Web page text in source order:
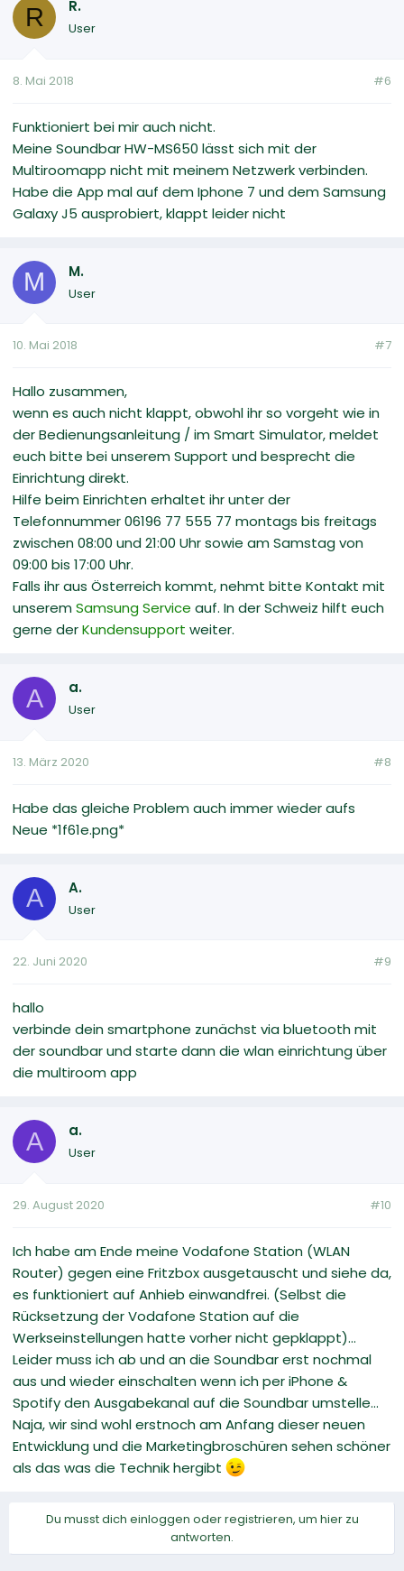
R R.
User
8. Mai 2018 #6
Funktioniert bei mir auch nicht.
Meine Soundbar HW-MS650 lässt sich mit der
Multiroomapp nicht mit meinem Netzwerk verbinden.
Habe die App mal auf dem Iphone 7 und dem Samsung
Galaxy J5 ausprobiert, klappt leider nicht
M M.
User
10. Mai 2018 #7
Hallo zusammen,
wenn es auch nicht klappt, obwohl ihr so vorgeht wie in
der Bedienungsanleitung / im Smart Simulator, meldet
euch bitte bei unserem Support und besprecht die
Einrichtung direkt.
Hilfe beim Einrichten erhaltet ihr unter der
Telefonnummer 06196 77 555 77 montags bis freitags
zwischen 08:00 und 21:00 Uhr sowie am Samstag von
09:00 bis 17:00 Uhr.
Falls ihr aus Österreich kommt, nehmt bitte Kontakt mit
unseremSamsung Service auf. In der Schweiz hilft euch
gerne derKundensupport weiter.
A a.
User
13. März 2020 #8
Habe das gleiche Problem auch immer wieder aufs
Neue *1f61e.png*
A A.
User
22. Juni 2020 #9
hallo
verbinde dein smartphone zunächst via bluetooth mit
der soundbar und starte dann die wlan einrichtung über
die multiroom app
A a.
User
29. August 2020 #10
Ich habe am Ende meine Vodafone Station (WLAN
Router) gegen eine Fritzbox ausgetauscht und siehe da,
es funktioniert auf Anhieb einwandfrei. (Selbst die
Rücksetzung der Vodafone Station auf die
Werkseinstellungen hatte vorher nicht gepklappt)...
Leider muss ich ab und an die Soundbar erst nochmal
aus und wieder einschalten wenn ich per iPhone &
Spotify den Ausgabekanal auf die Soundbar umstelle...
Naja, wir sind wohl erstnoch am Anfang dieser neuen
Entwicklung und die Marketingbroschüren sehen schöner
als das was die Technik hergibt
Du musst dich einloggen oder registrieren, um hier zu
antworten.